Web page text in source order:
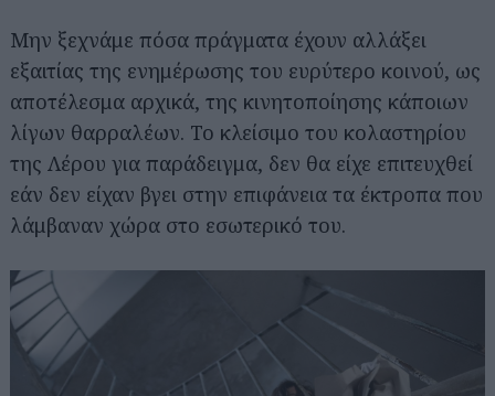
Μην ξεχνάμε πόσα πράγματα έχουν αλλάξει
εξαιτίας της ενημέρωσης του ευρύτερο κοινού, ως
αποτέλεσμα αρχικά, της κινητοποίησης κάποιων
λίγων θαρραλέων. Το κλείσιμο του κολαστηρίου
της Λέρου για παράδειγμα, δεν θα είχε επιτευχθεί
εάν δεν είχαν βγει στην επιφάνεια τα έκτροπα που
λάμβαναν χώρα στο εσωτερικό του.